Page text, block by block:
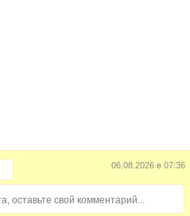
06.08.2026 в 07:36
оставьте свой комментарий...